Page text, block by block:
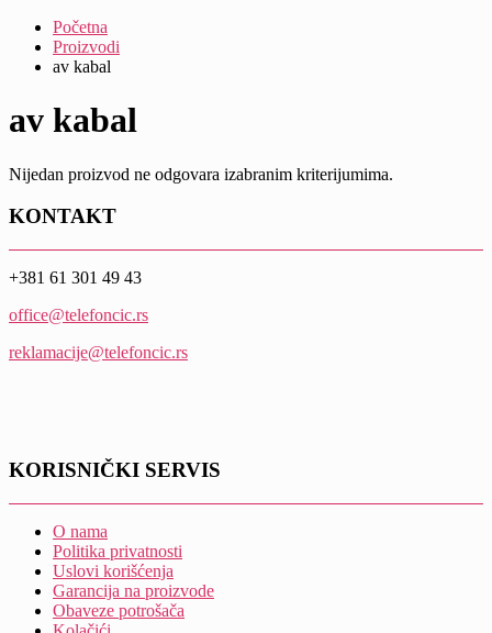
Početna
Proizvodi
av kabal
av kabal
Nijedan proizvod ne odgovara izabranim kriterijumima.
KONTAKT
+381 61 301 49 43
office@telefoncic.rs
reklamacije@telefoncic.rs
KORISNIČKI SERVIS
O nama
Politika privatnosti
Uslovi korišćenja
Garancija na proizvode
Obaveze potrošača